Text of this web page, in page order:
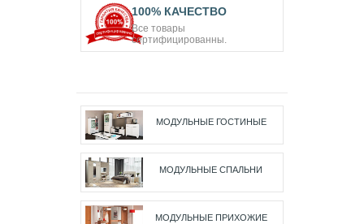
100% КАЧЕСТВО
Все товары
сертифицированны.
МОДУЛЬНЫЕ ГОСТИНЫЕ
МОДУЛЬНЫЕ СПАЛЬНИ
МОДУЛЬНЫЕ ПРИХОЖИЕ